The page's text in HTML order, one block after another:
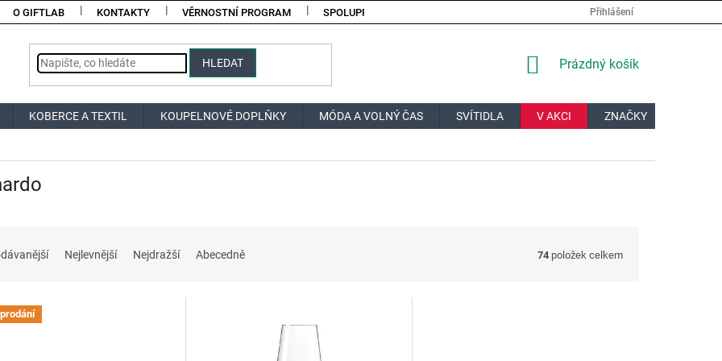
O GIFTLAB KONTAKTY VĚRNOSTNÍ PROGRAM SPOLUPRÁCE JAK NAKUPOVAT?Přihlášení
HLEDAT
NÁKUPNÍ
Prázdný košík
KOBERCE A TEXTIL KOUPELNOVÉ DOPLŇKY MÓDA A VOLNÝ ČAS SVÍTIDLA V AKCI ZNAČKY
Nejlevnější Nejdražší Abecedně 74 položek celkem